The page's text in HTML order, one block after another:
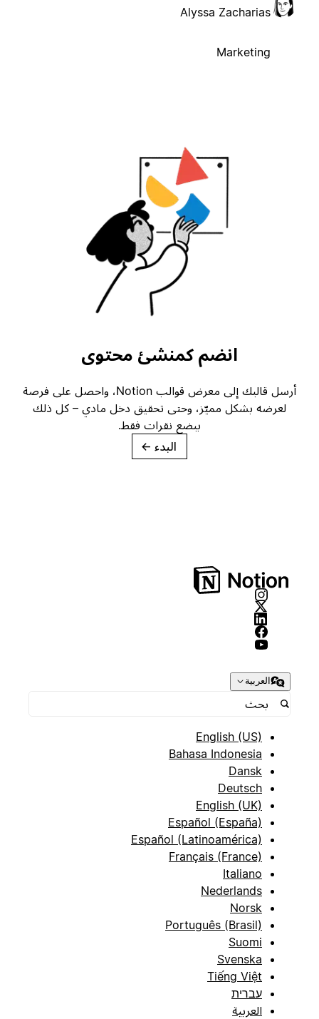
Alyssa Zacharias
Marketing
انضم كمنشئ محتوى
أرسل قالبك إلى معرض قوالب Notion، واحصل على فرصة
لعرضه بشكل مميّز، وحتى تحقيق دخل مادي – كل ذلك
ببضع نقرات فقط.
→
العربية
English (US)
Bahasa Indonesia
Dansk
Deutsch
English (UK)
Español (España)
Español (Latinoamérica)
Français (France)
Italiano
Nederlands
Norsk
Português (Brasil)
Suomi
Svenska
Tiếng Việt
עברית
العربية